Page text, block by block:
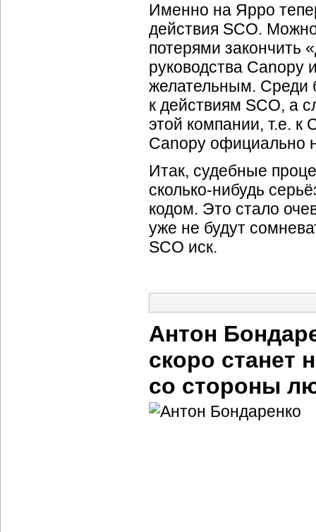
Именно на Ярро
действия SCO.
потерями закончить
руководства Canopy
желательным. Среди
к действиям SCO, а
этой компании, т.е. к
Canopy официально
Итак, судебные
сколько-нибудь
кодом. Это стало
уже не будут
SCO иск.
Антон
скоро станет
со стороны